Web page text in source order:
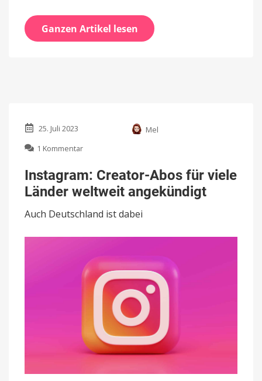
Ganzen Artikel lesen
25. Juli 2023
Mel
1 Kommentar
Creator-
Abos
für
Länder
angekündigt
Instagram: Creator-Abos für viele
Länder weltweit angekündigt
Auch Deutschland ist dabei